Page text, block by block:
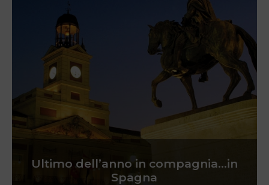
Ultimo dell’anno in compagnia…in
Spagna